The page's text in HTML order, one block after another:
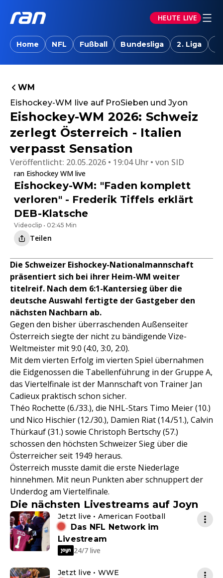
HEUTE LIVE
Home NFL Fußball Bundesliga 2. Liga
WM
Eishockey-WM live auf ProSieben und Jyon
Eishockey-WM 2026: Schweiz
zerlegt Österreich - Italien
verpasst Sensation
Veröffentlicht: 20.05.2026 • 19:04 Uhr von SID
ran Eishockey WM live
Eishockey-WM: "Faden komplett
verloren" - Frederik Tiffels erklärt
DEB-Klatsche
Videoclip • 02:45 Min
Teilen
Die Schweizer Eishockey-Nationalmannschaft
präsentiert sich bei ihrer Heim-WM weiter
titelreif. Nach dem 6:1-Kantersieg über die
deutsche Auswahl fertigte der Gastgeber den
nächsten Nachbarn ab.
Gegen den bisher überraschenden Außenseiter
Österreich siegte der nicht zu bändigende Vize-
Weltmeister mit 9:0 (4:0, 3:0, 2:0).
Mit dem vierten Erfolg im vierten Spiel übernahmen
die Eidgenossen die Tabellenführung in der Gruppe A,
das Viertelfinale ist der Mannschaft von Trainer Jan
Cadieux praktisch schon sicher.
Théo Rochette (6./33.), die NHL-Stars Timo Meier (10.)
und Nico Hischier (12./30.), Damien Riat (14./51.), Calvin
Thürkauf (31.) sowie Christoph Bertschy (57.)
schossen den höchsten Schweizer Sieg über die
Österreicher seit 1949 heraus.
Österreich musste damit die erste Niederlage
hinnehmen. Mit neun Punkten aber schnuppert der
Underdog am Viertelfinale.
Die nächsten Livestreams auf Joyn
Jetzt live • American Football
Das NFL Network im
Livestream
24/7 live
Jetzt live • WWE